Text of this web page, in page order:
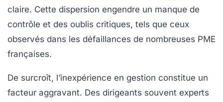
claire. Cette dispersion engendre un manque de
contrôle et des oublis critiques, tels que ceux
observés dans les défaillances de nombreuses PME
françaises.
De surcroît, l’inexpérience en gestion constitue un
facteur aggravant. Des dirigeants souvent experts